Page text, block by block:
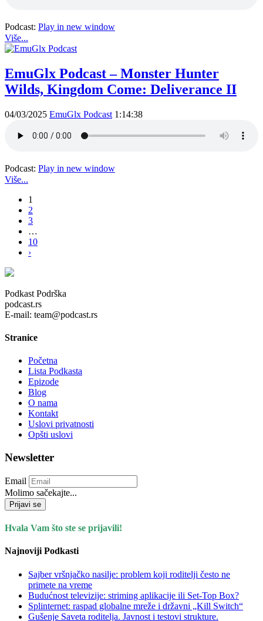
Podcast: Play in new window
Više...
EmuGlx Podcast – Monster Hunter
Wilds, Kingdom Come: Deliverance II
04/03/2025 EmuGlx Podcast 1:14:38
Podcast: Play in new window
Više...
1
2
3
…
10
›
Podkast Podrška
podcast.rs
E-mail: team@podcast.rs
Stranice
Početna
Lista Podkasta
Epizode
Blog
O nama
Kontakt
Uslovi privatnosti
Opšti uslovi
Newsletter
Email
Molimo sačekajte...
Prijavi se
Hvala Vam što ste se prijavili!
Najnoviji Podkasti
Sajber vršnjačko nasilje: problem koji roditelji često ne
primete na vreme
Budućnost televizije: striming aplikacije ili Set-Top Box?
Splinternet: raspad globalne mreže i državni „Kill Switch“
Gušenje Saveta roditelja. Javnost i testovi strukture.